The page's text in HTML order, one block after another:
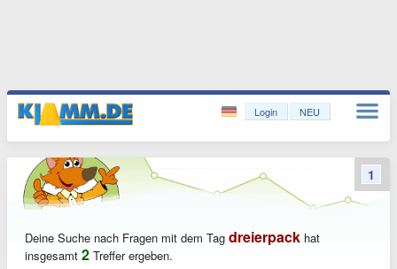
Login NEU
Deine Suche nach Fragen mit dem Tag dreierpack hat
insgesamt 2 Treffer ergeben.
1